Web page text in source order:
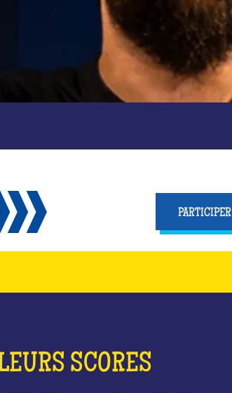
PARTICIPER
SCORES